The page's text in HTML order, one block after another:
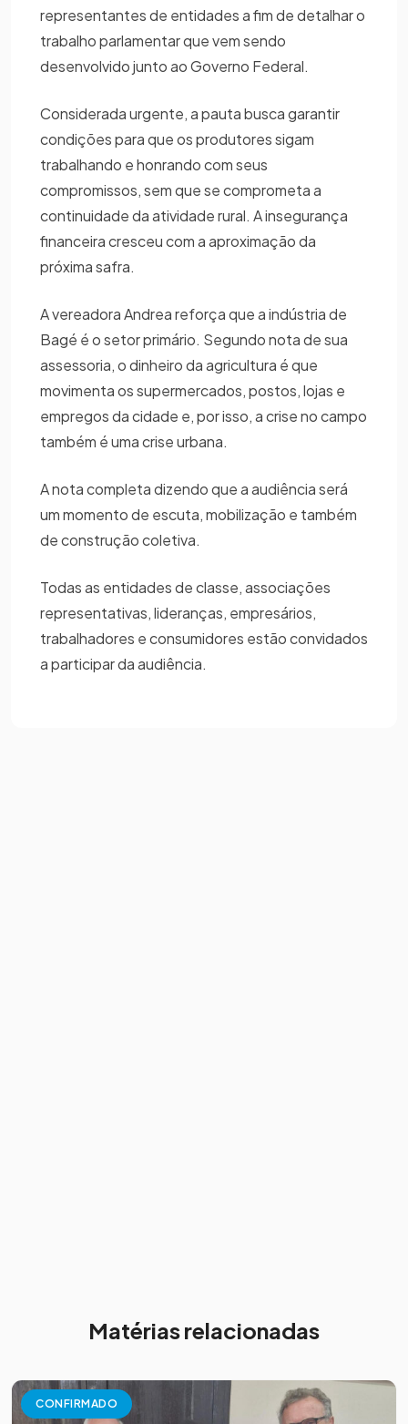
representantes de entidades a fim de detalhar o
trabalho parlamentar que vem sendo
desenvolvido junto ao Governo Federal.
Considerada urgente, a pauta busca garantir
condições para que os produtores sigam
trabalhando e honrando com seus
compromissos, sem que se comprometa a
continuidade da atividade rural. A insegurança
financeira cresceu com a aproximação da
próxima safra.
A vereadora Andrea reforça que a indústria de
Bagé é o setor primário. Segundo nota de sua
assessoria, o dinheiro da agricultura é que
movimenta os supermercados, postos, lojas e
empregos da cidade e, por isso, a crise no campo
também é uma crise urbana.
A nota completa dizendo que a audiência será
um momento de escuta, mobilização e também
de construção coletiva.
Todas as entidades de classe, associações
representativas, lideranças, empresários,
trabalhadores e consumidores estão convidados
a participar da audiência.
Matérias relacionadas
CONFIRMADO